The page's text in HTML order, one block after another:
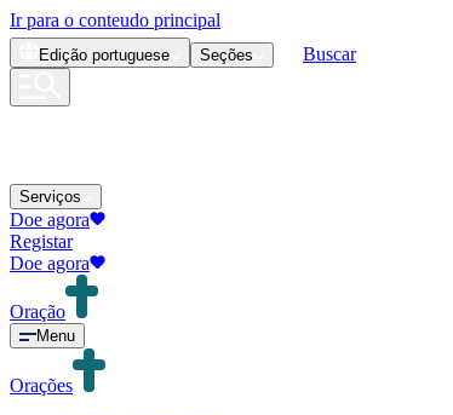
Ir para o conteudo principal
Edição portuguese Seções Buscar
Serviços
Doe agora
Registar
Doe agora
Oração
Menu
Orações